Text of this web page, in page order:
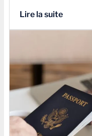
Lire la suite